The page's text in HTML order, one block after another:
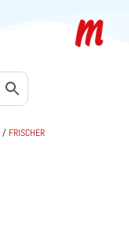
/ FRISCHER